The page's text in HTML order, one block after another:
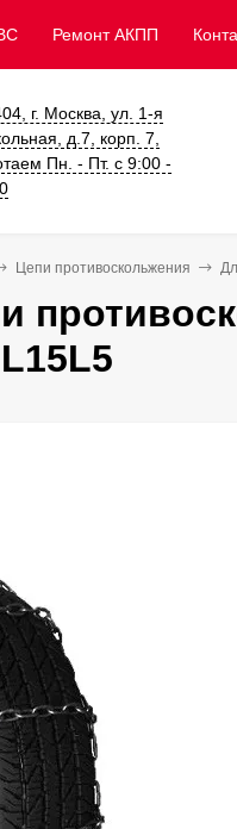
Ремонт АКПП
г. Москва, ул. 1-я
д.7, корп. 7,
Пн. - Пт. с 9:00 -
Цепи противоскольжения